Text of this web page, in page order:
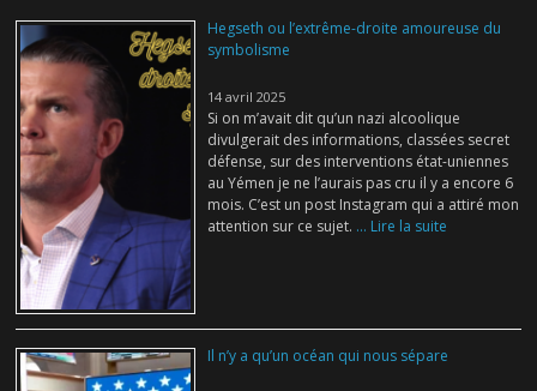
Hegseth ou l’extrême-droite amoureuse du
symbolisme
14 avril 2025
Si on m’avait dit qu’un nazi alcoolique
divulgerait des informations, classées secret
défense, sur des interventions état-uniennes
au Yémen je ne l’aurais pas cru il y a encore 6
mois. C’est un post Instagram qui a attiré mon
attention sur ce sujet. ... Lire la suite
Il n’y a qu’un océan qui nous sépare